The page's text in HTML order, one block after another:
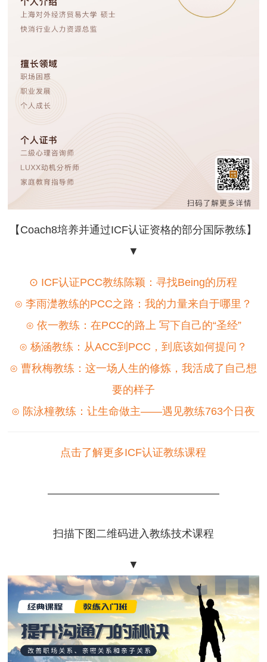
【Coach8培养并通过ICF认证资格的部分国际教练】
▼
⊙ ICF认证PCC教练陈颖：寻找Being的历程
⊙ 李雨濋教练的PCC之路：我的力量来自于哪里？
⊙ 依一教练：在PCC的路上 写下自己的“圣经”
⊙ 杨涵教练：从ACC到PCC，到底该如何提问？
⊙ 曹秋梅教练：这一场人生的修炼，我活成了自己想
要的样子
⊙ 陈泳橦教练：让生命做主——遇见教练763个日夜
点击了解更多ICF认证教练课程
————————————————
扫描下图二维码进入教练技术课程
▼